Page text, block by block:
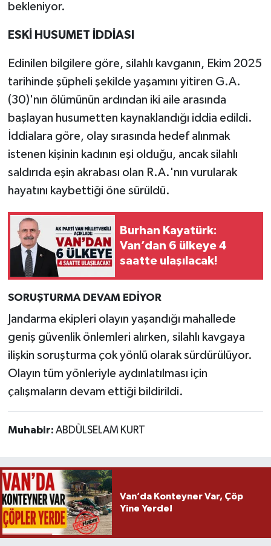
bekleniyor.
ESKİ HUSUMET İDDİASI
Edinilen bilgilere göre, silahlı kavganın, Ekim 2025
tarihinde şüpheli şekilde yaşamını yitiren G.A.
(30)'nın ölümünün ardından iki aile arasında
başlayan husumetten kaynaklandığı iddia edildi.
İddialara göre, olay sırasında hedef alınmak
istenen kişinin kadının eşi olduğu, ancak silahlı
saldırıda eşin akrabası olan R.A.'nın vurularak
hayatını kaybettiği öne sürüldü.
Burhan Kayatürk:
Van’dan 6 ülkeye 4
saatte ulaşılacak!
SORUŞTURMA DEVAM EDİYOR
Jandarma ekipleri olayın yaşandığı mahallede
geniş güvenlik önlemleri alırken, silahlı kavgaya
ilişkin soruşturma çok yönlü olarak sürdürülüyor.
Olayın tüm yönleriyle aydınlatılması için
çalışmaların devam ettiği bildirildi.
Muhabir: ABDÜLSELAM KURT
Van’da Konteyner Var, Çöp
Yine Yerde!